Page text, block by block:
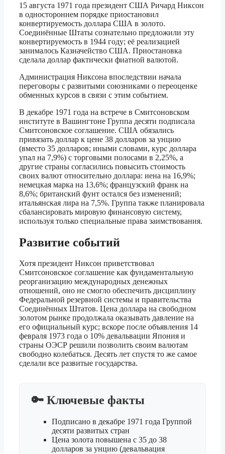
15 августа 1971 года президент США Ричард Никсон
в одностороннем порядке приостановил
конвертируемость доллара США в золото.
Соединённые Штаты сознательно предложили эту
конвертируемость в 1944 году; её реализацией
занималось Казначейство США. Приостановка
сделала доллар фактически фиатной валютой.
Администрация Никсона впоследствии начала
переговоры с развитыми союзниками о переоценке
обменных курсов в связи с этим событием.
В декабре 1971 года на встрече в Смитсоновском
институте в Вашингтоне Группа десяти подписала
Смитсоновское соглашение. США обязались
привязать доллар к цене 38 долларов за унцию
(вместо 35 долларов; иными словами, курс доллара
упал на 7,9%) с торговыми полосами в 2,25%, а
другие страны согласились повысить стоимость
своих валют относительно доллара: иена на 16,9%;
немецкая марка на 13,6%; французский франк на
8,6%; британский фунт остался без изменений;
итальянская лира на 7,5%. Группа также планировала
сбалансировать мировую финансовую систему,
используя только специальные права заимствования.
Развитие событий
Хотя президент Никсон приветствовал
Смитсоновское соглашение как фундаментальную
реорганизацию международных денежных
отношений, оно не смогло обеспечить дисциплину
Федеральной резервной системы и правительства
Соединённых Штатов. Цена доллара на свободном
золотом рынке продолжала оказывать давление на
его официальный курс; вскоре после объявления 14
февраля 1973 года о 10% девальвации Япония и
страны ОЭСР решили позволить своим валютам
свободно колебаться. Десять лет спустя то же самое
сделали все развитые государства.
🔑 Ключевые факты
Подписано в декабре 1971 года Группой
десяти развитых стран
Цена золота повышена с 35 до 38
долларов за унцию (девальвация